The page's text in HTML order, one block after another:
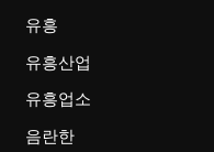
유흥
유흥산업
유흥업소
음란한